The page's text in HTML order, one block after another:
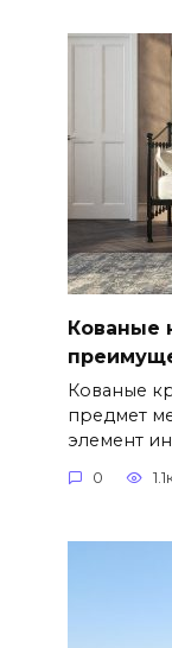
Кованые
Кованые
предмет
элемент
0